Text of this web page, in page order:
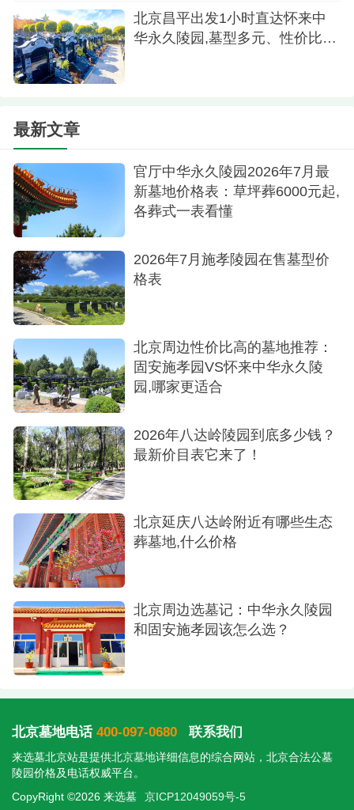
陵园绿化
特点：
以树木为纪念载体，环境自然清幽。
墓碑简约，符合现代生态安葬理念。
价格：5000元起，比传统立碑更经济。
三、陵园优势
合法合规：河北省民政厅批准，手续齐全，保
障权益。
生态环保：绿化率高，园林式设计，四季常
青。
性价比高：树葬价格北京周边较低档，适合预
算有限的家庭。
区位优越：近北京、雄安，未来祭扫方便，具
有长期价值。
固安施孝园树葬名额有限，建议提前预约考
察。可对比其他生态葬（如花坛葬、壁葬），选择
合适方式。
北京昌平出发1小时直达怀来中
华永久陵园,墓型多元、性价比之
最新文章
官厅中华永久陵园2026年7月最
新墓地价格表：草坪葬6000元起,
各葬式一表看懂
2026年7月施孝陵园在售墓型价
格表
北京周边性价比高的墓地推荐：
固安施孝园VS怀来中华永久陵
园,哪家更适合
2026年八达岭陵园到底多少钱？
最新价目表它来了！
北京延庆八达岭附近有哪些生态
葬墓地,什么价格
北京周边选墓记：中华永久陵园
和固安施孝园该怎么选？
北京墓地电话 400-097-0680 联系我们
来选墓北京站是提供北京墓地详细信息的综合网站，北京合法公墓
陵园价格及电话权威平台。
CopyRight ©2026 来选墓
京ICP12049059号-5